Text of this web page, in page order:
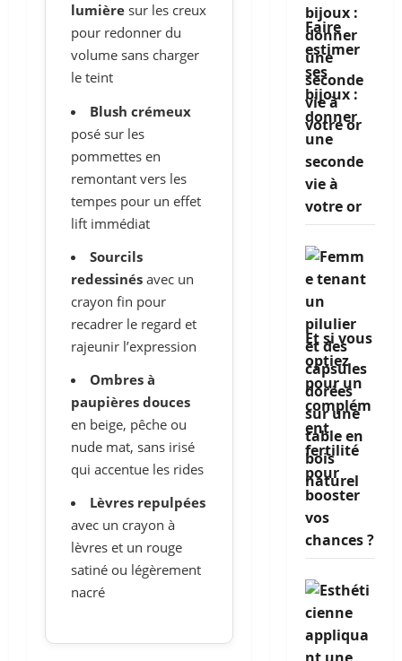
lumièresur les creux
pour redonner du
volume sans charger
le teint
Blush crémeux
posé sur les
pommettes en
remontant vers les
tempes pour un effet
lift immédiat
Sourcils
redessinésavec un
crayon fin pour
recadrer le regard et
rajeunir l’expression
Ombres à
paupières douces
en beige, pêche ou
nude mat, sans irisé
qui accentue les rides
Lèvres repulpées
avec un crayon à
lèvres et un rouge
satiné ou légèrement
nacré
Faire
estimer
ses
bijoux :
donner
une
seconde
vie à
votre or
Et si vous
optiez
pour un
complém
ent
fertilité
pour
booster
vos
chances ?